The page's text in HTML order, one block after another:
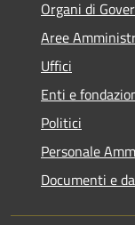
Organi di
Aree
Uffici
Enti e
Politici
Personale
Documenti e